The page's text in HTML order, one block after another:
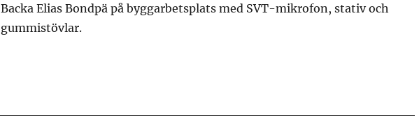
Backa Elias Bondpä på byggarbetsplats med SVT-mikrofon, stativ och
gummistövlar.